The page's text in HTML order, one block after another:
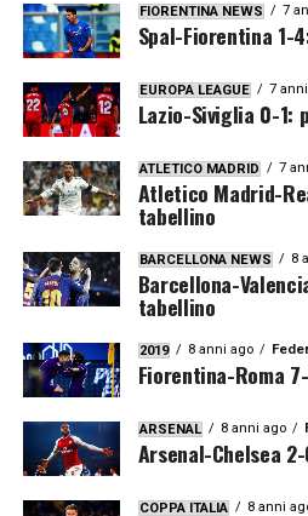
FIORENTINA NEWS 7
Spal-Fiorentina 1-
EUROPA LEAGUE 7
Lazio-Siviglia 0-1:
ATLETICO MADRID 7
Atletico Madrid-
tabellino
BARCELLONA NEWS 8
Barcellona-
tabellino
2019 8 anni ago
Fiorentina-Roma
ARSENAL 8 anni ago
Arsenal-Chelsea
COPPA ITALIA 8 anni